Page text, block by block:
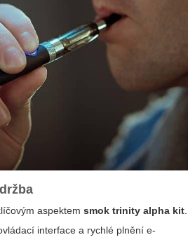
aspektem smok trinity alpha kit
interface a rychlé plnění e-